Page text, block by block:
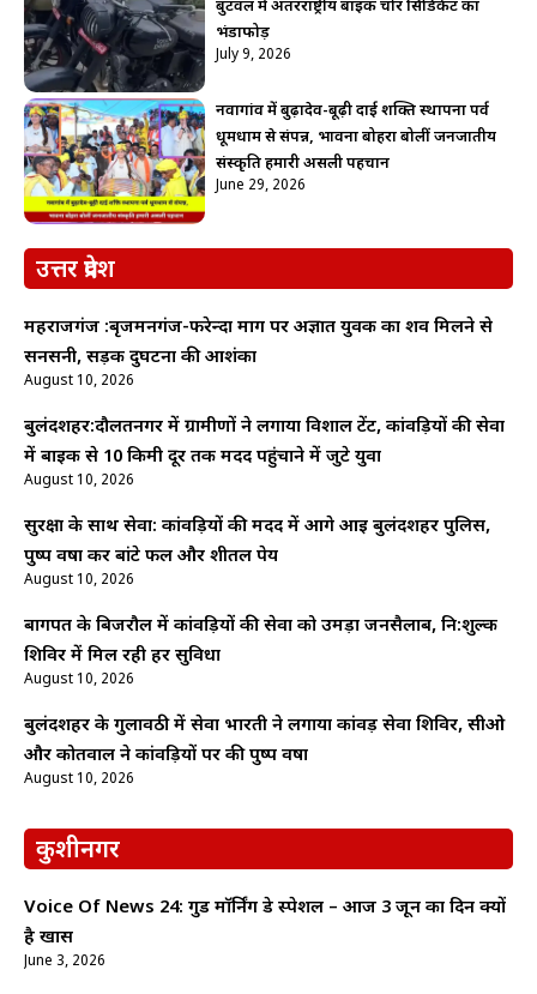
बुटवल में अंतरराष्ट्रीय बाइक चोर सिंडिकेट का
भंडाफोड़
July 9, 2026
नवागांव में बुढ़ादेव-बूढ़ी दाई शक्ति स्थापना पर्व
धूमधाम से संपन्न, भावना बोहरा बोलीं जनजातीय
संस्कृति हमारी असली पहचान
June 29, 2026
उत्तर प्रदेश
महराजगंज :बृजमनगंज-फरेन्दा मार्ग पर अज्ञात युवक का शव मिलने से
सनसनी, सड़क दुर्घटना की आशंका
August 10, 2026
बुलंदशहर:दौलतनगर में ग्रामीणों ने लगाया विशाल टेंट, कांवड़ियों की सेवा
में बाइक से 10 किमी दूर तक मदद पहुंचाने में जुटे युवा
August 10, 2026
सुरक्षा के साथ सेवा: कांवड़ियों की मदद में आगे आई बुलंदशहर पुलिस,
पुष्प वर्षा कर बांटे फल और शीतल पेय
August 10, 2026
बागपत के बिजरौल में कांवड़ियों की सेवा को उमड़ा जनसैलाब, नि:शुल्क
शिविर में मिल रही हर सुविधा
August 10, 2026
बुलंदशहर के गुलावठी में सेवा भारती ने लगाया कांवड़ सेवा शिविर, सीओ
और कोतवाल ने कांवड़ियों पर की पुष्प वर्षा
August 10, 2026
कुशीनगर
Voice Of News 24: गुड माॅर्निंग डे स्पेशल – आज 3 जून का दिन क्यों
है खास
June 3, 2026